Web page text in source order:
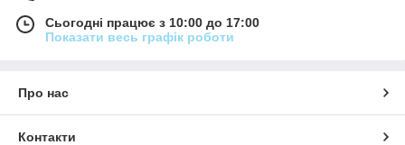
Сьогодні працює з 10:00 до 17:00
Показати весь графік роботи
Про нас
Контакти